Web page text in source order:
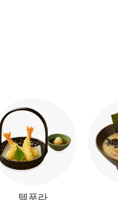
템푸라